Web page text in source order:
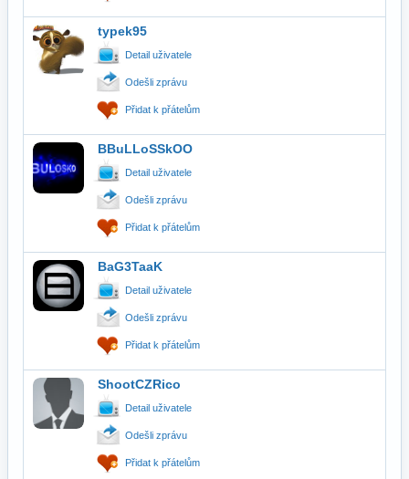
typek95
Detail uživatele
Odešli zprávu
Přidat k přátelům
BBuLLoSSkOO
Detail uživatele
Odešli zprávu
Přidat k přátelům
BaG3TaaK
Detail uživatele
Odešli zprávu
Přidat k přátelům
ShootCZRico
Detail uživatele
Odešli zprávu
Přidat k přátelům